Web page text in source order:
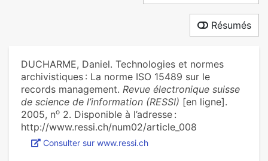
Résumés
DUCHARME, Daniel. Technologies et normes
archivistiques : La norme ISO 15489 sur le
records management. Revue électronique suisse
de science de l’information (RESSI) [en ligne].
2005, no 2. Disponible à l’adresse :
http://www.ressi.ch/num02/article_008
Consulter sur www.ressi.ch